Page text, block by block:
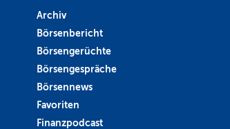
Archiv
Börsenbericht
Börsengerüchte
Börsengespräche
Börsennews
Favoriten
Finanzpodcast